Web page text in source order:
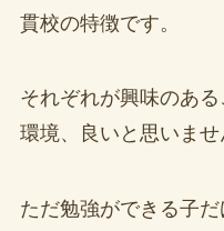
貫校の特徴です。
それぞれが興味のあ
環境、良いと思いませ
ただ勉強ができる子だ